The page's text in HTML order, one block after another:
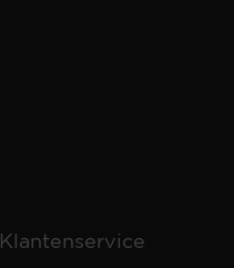
Klantenservice